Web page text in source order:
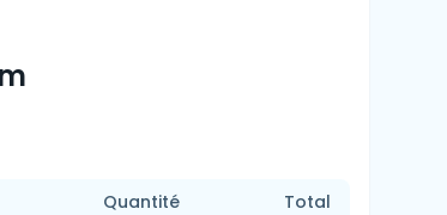
Quantité Total